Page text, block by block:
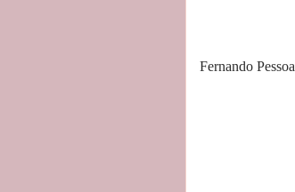
Fernando Pessoa